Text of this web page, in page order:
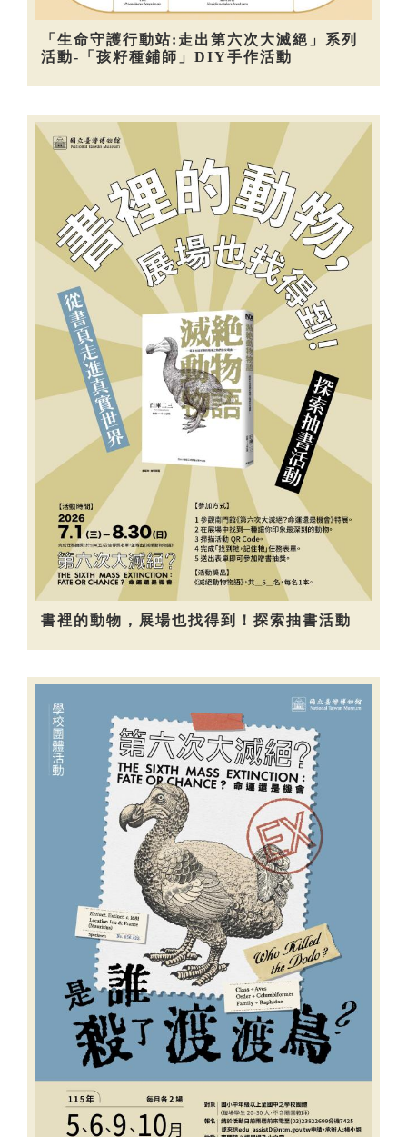
「生命守護行動站:走出第六次大滅絕」系列
活動-「孩籽種鋪師」DIY手作活動
書裡的動物，展場也找得到！探索抽書活動